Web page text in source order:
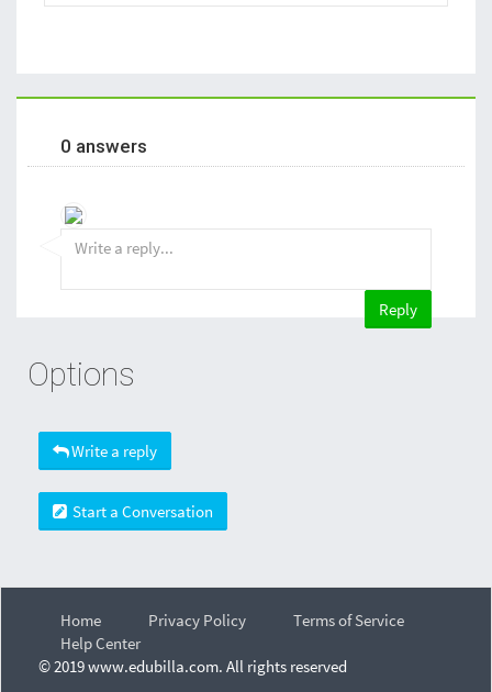
0 answers
Options
Write a reply
Start a Conversation
Home Privacy Policy
Terms of Service
Help Center
© 2019 www.edubilla.com. All rights reserved